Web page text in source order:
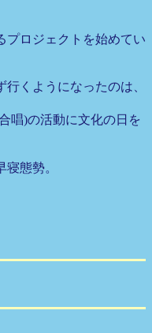
プロジェクトを始めてい
くようになったのは、
唱)の活動に文化の日を
態勢。